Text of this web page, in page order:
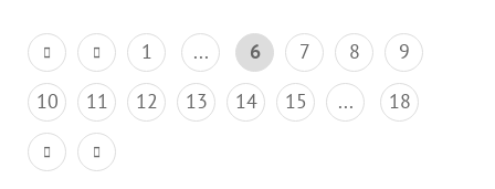
1 ... 6 7 8
9
10
11 12 13 14 15 ... 18